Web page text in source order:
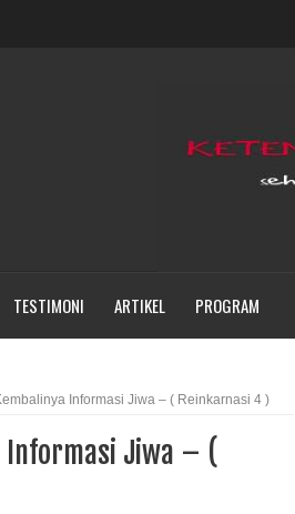
TESTIMONI ARTIKEL PROGRAM
Informasi Jiwa – ( Reinkarnasi 4 )
Informasi Jiwa – (